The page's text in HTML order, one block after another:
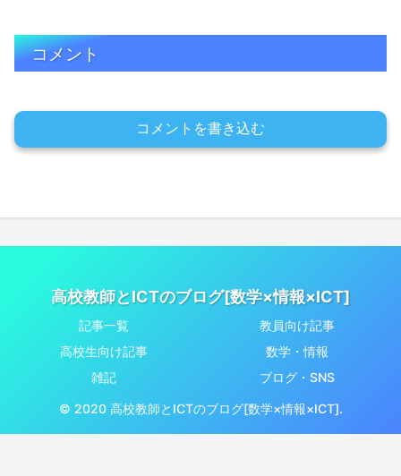
コメント
コメントを書き込む
高校教師とICTのブログ[数学×情報×ICT]
記事一覧
教員向け記事
高校生向け記事
数学・情報
雑記
ブログ・SNS
© 2020 高校教師とICTのブログ[数学×情報×ICT].